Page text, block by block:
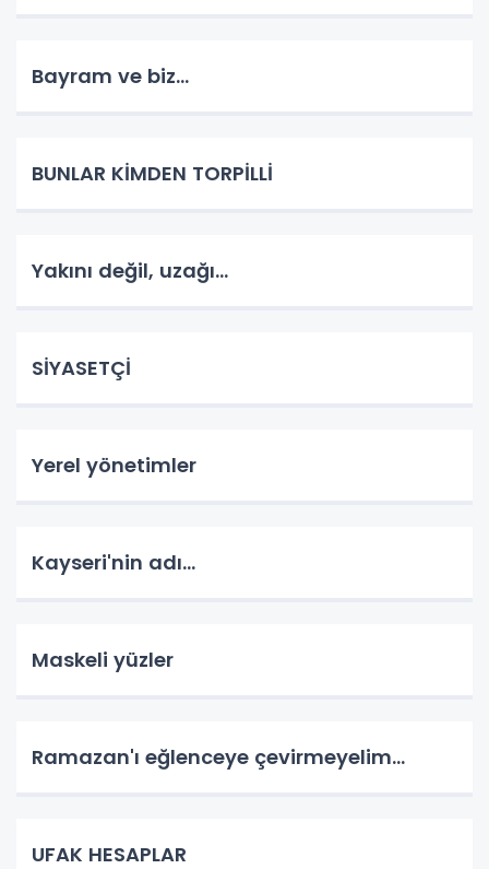
Bayram ve biz...
BUNLAR KİMDEN TORPİLLİ
Yakını değil, uzağı...
SİYASETÇİ
Yerel yönetimler
Kayseri'nin adı...
Maskeli yüzler
Ramazan'ı eğlenceye çevirmeyelim...
UFAK HESAPLAR